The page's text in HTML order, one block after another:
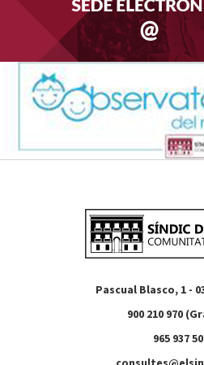
Pascual Blasco, 1 -
900 210 970
965 937